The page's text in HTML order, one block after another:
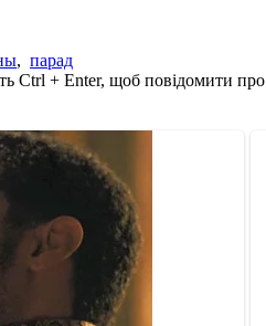
, парад
Ctrl + Enter, щоб повідомити